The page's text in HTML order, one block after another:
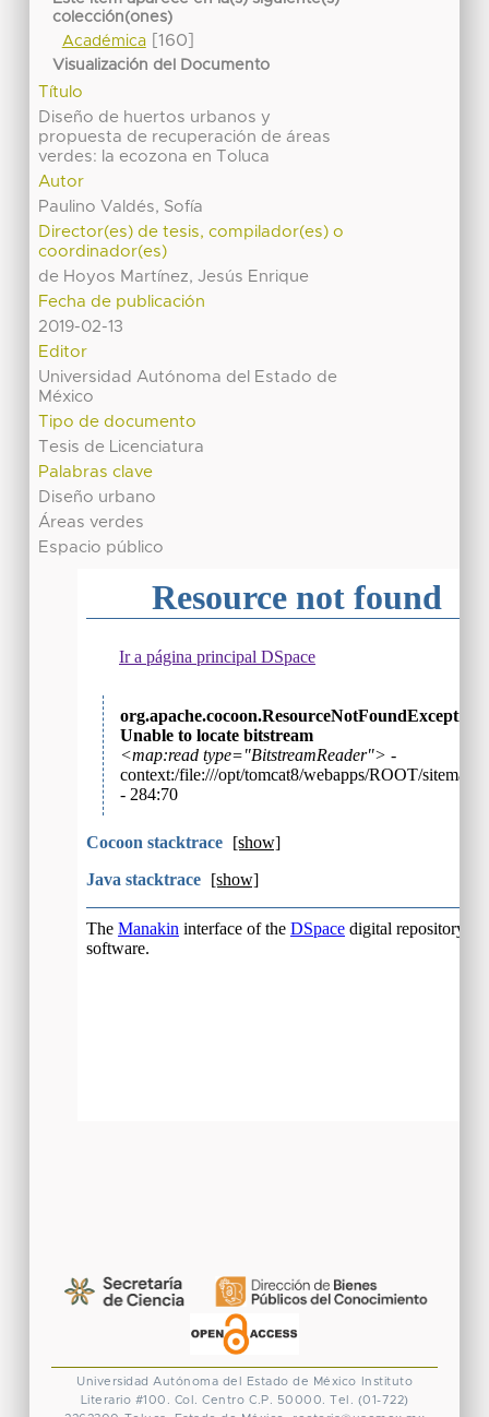
colección(ones)
Académica[160]
Visualización del Documento
Título
Diseño de huertos urbanos y
propuesta de recuperación de áreas
verdes: la ecozona en Toluca
Autor
Paulino Valdés, Sofía
Director(es) de tesis, compilador(es) o
coordinador(es)
de Hoyos Martínez, Jesús Enrique
Fecha de publicación
2019-02-13
Editor
Universidad Autónoma del Estado de
México
Tipo de documento
Tesis de Licenciatura
Palabras clave
Diseño urbano
Áreas verdes
Espacio público
Universidad Autónoma del Estado de México
Instituto
Literario #100. Col. Centro C.P. 50000. Tel. (01-722)